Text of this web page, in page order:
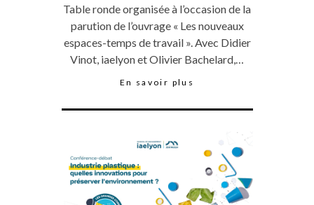
Table ronde organisée à l’occasion de la
parution de l’ouvrage « Les nouveaux
espaces-temps de travail ». Avec Didier
Vinot, iaelyon et Olivier Bachelard,…
En savoir plus